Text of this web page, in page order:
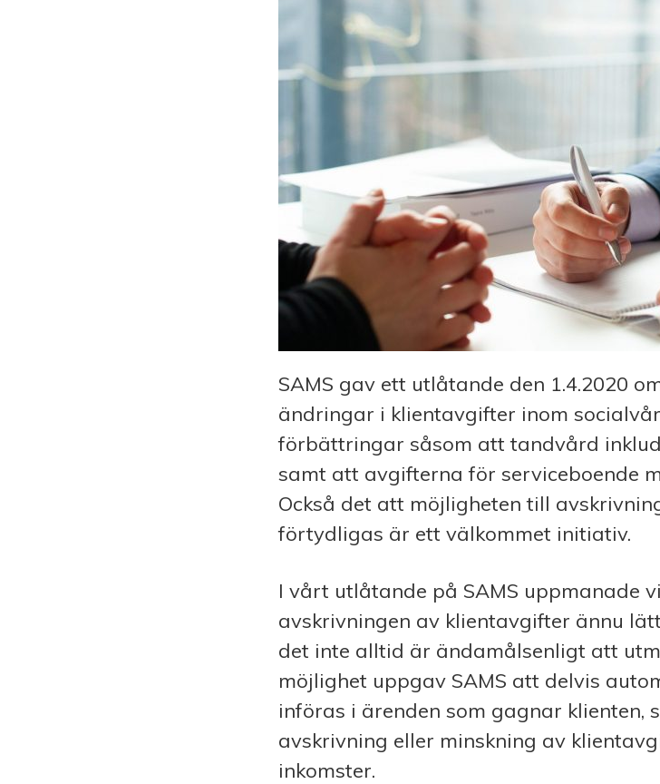
SAMS gav ett utlåtande den 1.4.2020
ändringar i klientavgifter inom
förbättringar såsom att tandvård
samt att avgifterna för serviceboende
Också det att möjligheten till
förtydligas är ett välkommet initiativ.
I vårt utlåtande på SAMS uppmanade
avskrivningen av klientavgifter ännu
det inte alltid är ändamålsenligt att
möjlighet uppgav SAMS att delvis
införas i ärenden som gagnar klienten,
avskrivning eller minskning av
inkomster.